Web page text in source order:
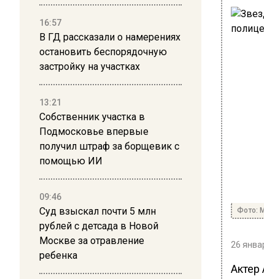
16:57
В ГД рассказали о намерениях
остановить беспорядочную
застройку на участках
13:21
Собственник участка в
Подмосковье впервые
получил штраф за борщевик с
помощью ИИ
09:46
Суд взыскал почти 5 млн
рублей с детсада в Новой
Москве за отравление
ребенка
Фото:
26